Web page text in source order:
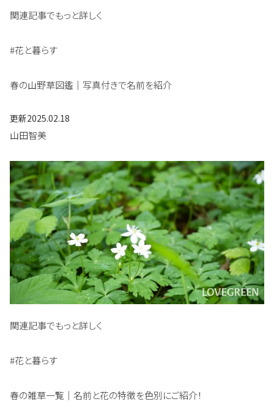
関連記事でもっと詳しく
#花と暮らす
春の山野草図鑑｜写真付きで名前を紹介
更新2025.02.18
山田智美
関連記事でもっと詳しく
#花と暮らす
春の雑草一覧｜名前と花の特徴を色別にご紹介！